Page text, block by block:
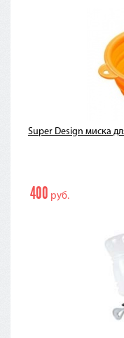
Super Design миска
400 руб.